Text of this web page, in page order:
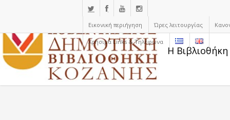
Εικονική περιήγηση Ώρες λειτουργίας
Χρήσιμα Links & Τηλέφωνα
Η